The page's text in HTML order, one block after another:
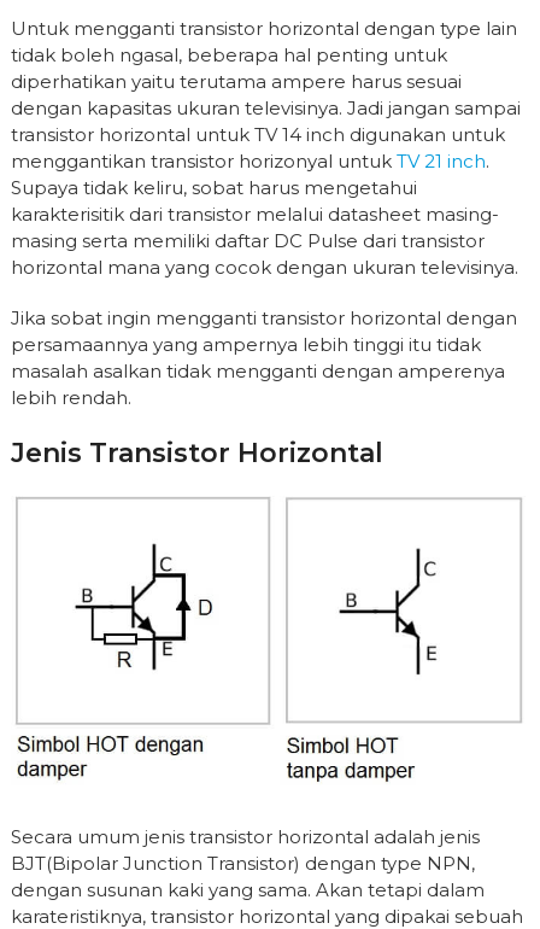
Untuk mengganti transistor horizontal dengan type lain
tidak boleh ngasal, beberapa hal penting untuk
diperhatikan yaitu terutama ampere harus sesuai
dengan kapasitas ukuran televisinya. Jadi jangan sampai
transistor horizontal untuk TV 14 inch digunakan untuk
menggantikan transistor horizonyal untukTV 21 inch.
Supaya tidak keliru, sobat harus mengetahui
karakterisitik dari transistor melalui datasheet masing-
masing serta memiliki daftar DC Pulse dari transistor
horizontal mana yang cocok dengan ukuran televisinya.
Jika sobat ingin mengganti transistor horizontal dengan
persamaannya yang ampernya lebih tinggi itu tidak
masalah asalkan tidak mengganti dengan amperenya
lebih rendah.
Jenis Transistor Horizontal
Secara umum jenis transistor horizontal adalah jenis
BJT(Bipolar Junction Transistor) dengan type NPN,
dengan susunan kaki yang sama. Akan tetapi dalam
karateristiknya, transistor horizontal yang dipakai sebuah